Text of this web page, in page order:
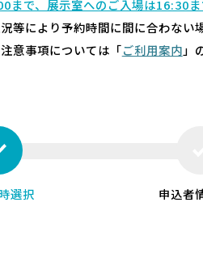
まで、展示室へのご入場は16:30ま
等により予約時間に間に合わない
意事項については「ご利用案内」
選択 申込者